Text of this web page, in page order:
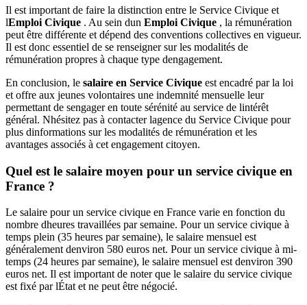
Il est important de faire la distinction entre le Service Civique et
lEmploi Civique . Au sein dun Emploi Civique , la rémunération
peut être différente et dépend des conventions collectives en vigueur.
Il est donc essentiel de se renseigner sur les modalités de
rémunération propres à chaque type dengagement.
En conclusion, le salaire en Service Civique est encadré par la loi
et offre aux jeunes volontaires une indemnité mensuelle leur
permettant de sengager en toute sérénité au service de lintérêt
général. Nhésitez pas à contacter lagence du Service Civique pour
plus dinformations sur les modalités de rémunération et les
avantages associés à cet engagement citoyen.
Quel est le salaire moyen pour un service civique en
France ?
Le salaire pour un service civique en France varie en fonction du
nombre dheures travaillées par semaine. Pour un service civique à
temps plein (35 heures par semaine), le salaire mensuel est
généralement denviron 580 euros net. Pour un service civique à mi-
temps (24 heures par semaine), le salaire mensuel est denviron 390
euros net. Il est important de noter que le salaire du service civique
est fixé par lÉtat et ne peut être négocié.